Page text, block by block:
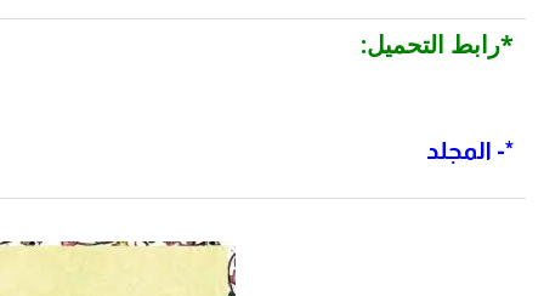
*رابط التحميل:
*- المجلد